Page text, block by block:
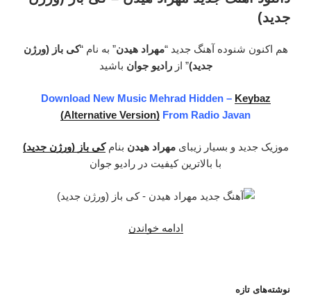
جدید)
هم اکنون شنوده آهنگ جدید “مهراد هیدن” به نام “کی باز (ورژن
جدید)” ازرادیو جوان باشید
Download New Music Mehrad Hidden – Keybaz
(Alternative Version) From Radio Javan
موزیک جدید و بسیار زیبایمهراد هیدن بنامکی باز (ورژن جدید)
با بالاترین کیفیت در رادیو جوان
ادامه خواندن
نوشته‌های تازه